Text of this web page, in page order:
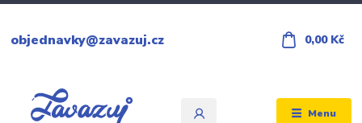
Menu
objednavky@zavazuj.cz 0,00 Kč